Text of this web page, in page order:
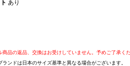
あり
品の返品、交換はお受けしていません。予めご了承くだ
ランドは日本のサイズ基準と異なる場合がございます。